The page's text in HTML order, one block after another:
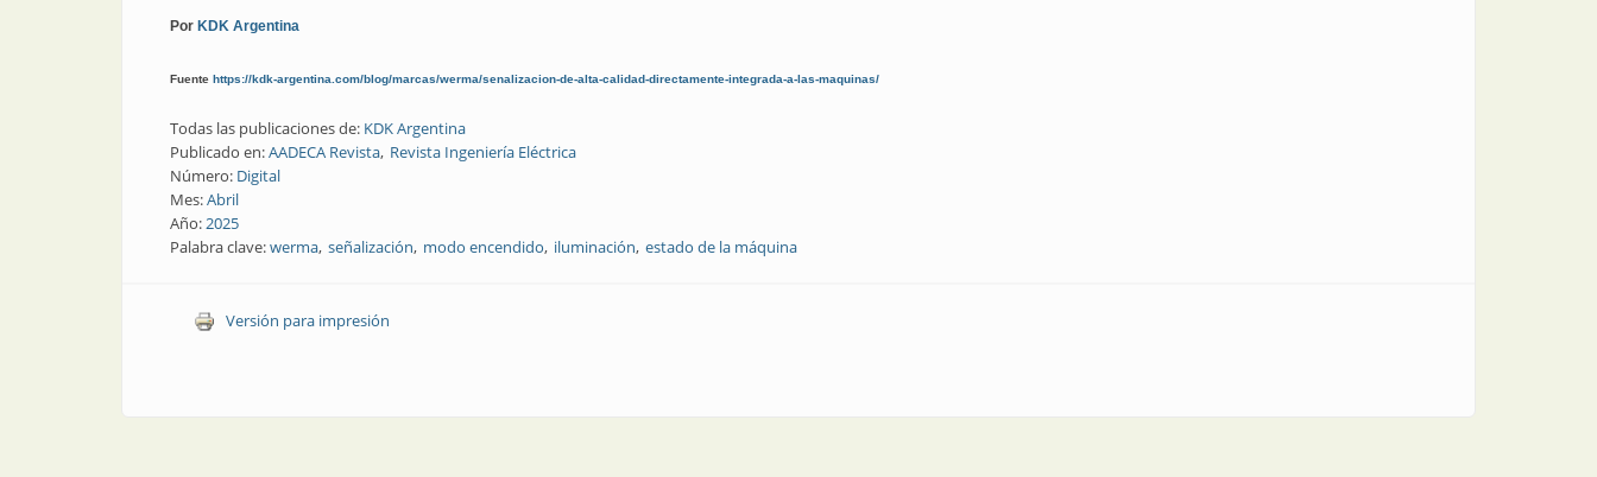
Por KDK Argentina
Fuente https://kdk-argentina.com/blog/marcas/werma/senalizacion-de-alta-calidad-directamente-integrada-a-las-maquinas/
Todas las publicaciones de: KDK Argentina
Publicado en:AADECA Revista Revista Ingeniería Eléctrica
Número: Digital
Mes:Abril
Año:2025
Palabra clave:werma señalización modo encendido iluminación estado de la máquina
Versión para impresión